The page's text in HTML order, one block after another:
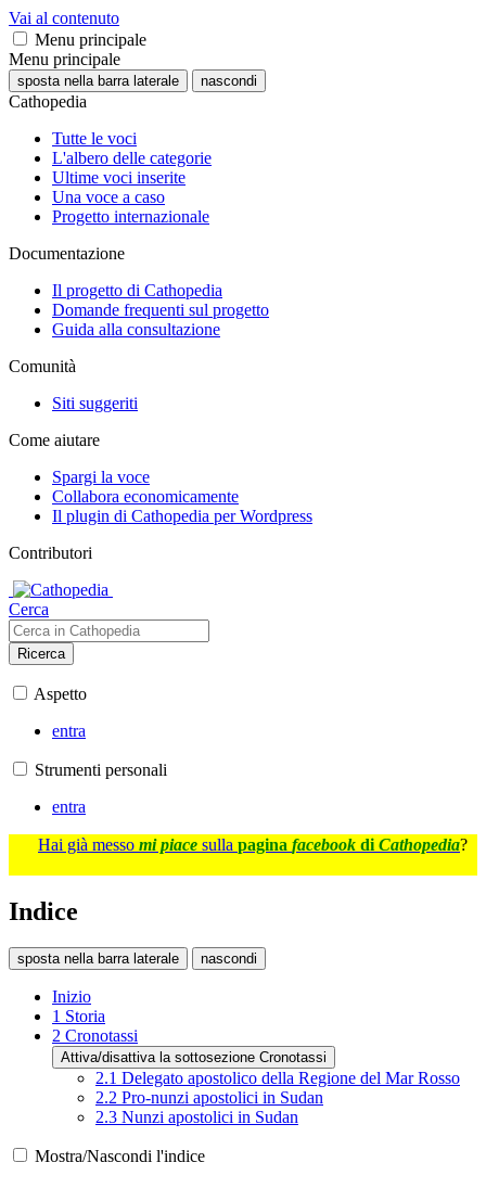
Vai al contenuto
Menu principale
Menu principale
sposta nella barra laterale nascondi
Cathopedia
Tutte le voci
L'albero delle categorie
Ultime voci inserite
Una voce a caso
Progetto internazionale
Documentazione
Il progetto di Cathopedia
Domande frequenti sul progetto
Guida alla consultazione
Comunità
Siti suggeriti
Come aiutare
Spargi la voce
Collabora economicamente
Il plugin di Cathopedia per Wordpress
Contributori
Cerca
Ricerca
Aspetto
entra
Strumenti personali
entra
Hai già messo mi piace sulla pagina facebook di Cathopedia?
Indice
sposta nella barra laterale nascondi
Inizio
1 Storia
2 Cronotassi
Attiva/disattiva la sottosezione Cronotassi
2.1 Delegato apostolico della Regione del Mar Rosso
2.2 Pro-nunzi apostolici in Sudan
2.3 Nunzi apostolici in Sudan
Mostra/Nascondi l'indice